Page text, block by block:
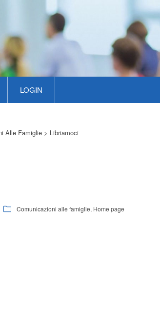
LOGIN
Alle Famiglie > Libriamoci
Comunicazioni alle famiglie, Home page